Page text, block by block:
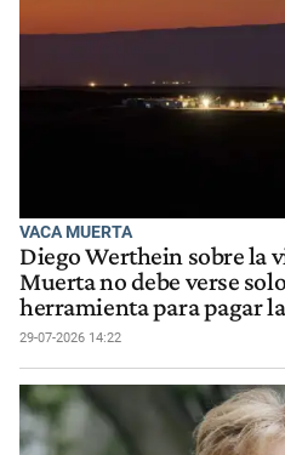
VACA MUERTA
Diego Werthein sobre la
Muerta no debe verse
herramienta para pagar
29-07-2026 14:22